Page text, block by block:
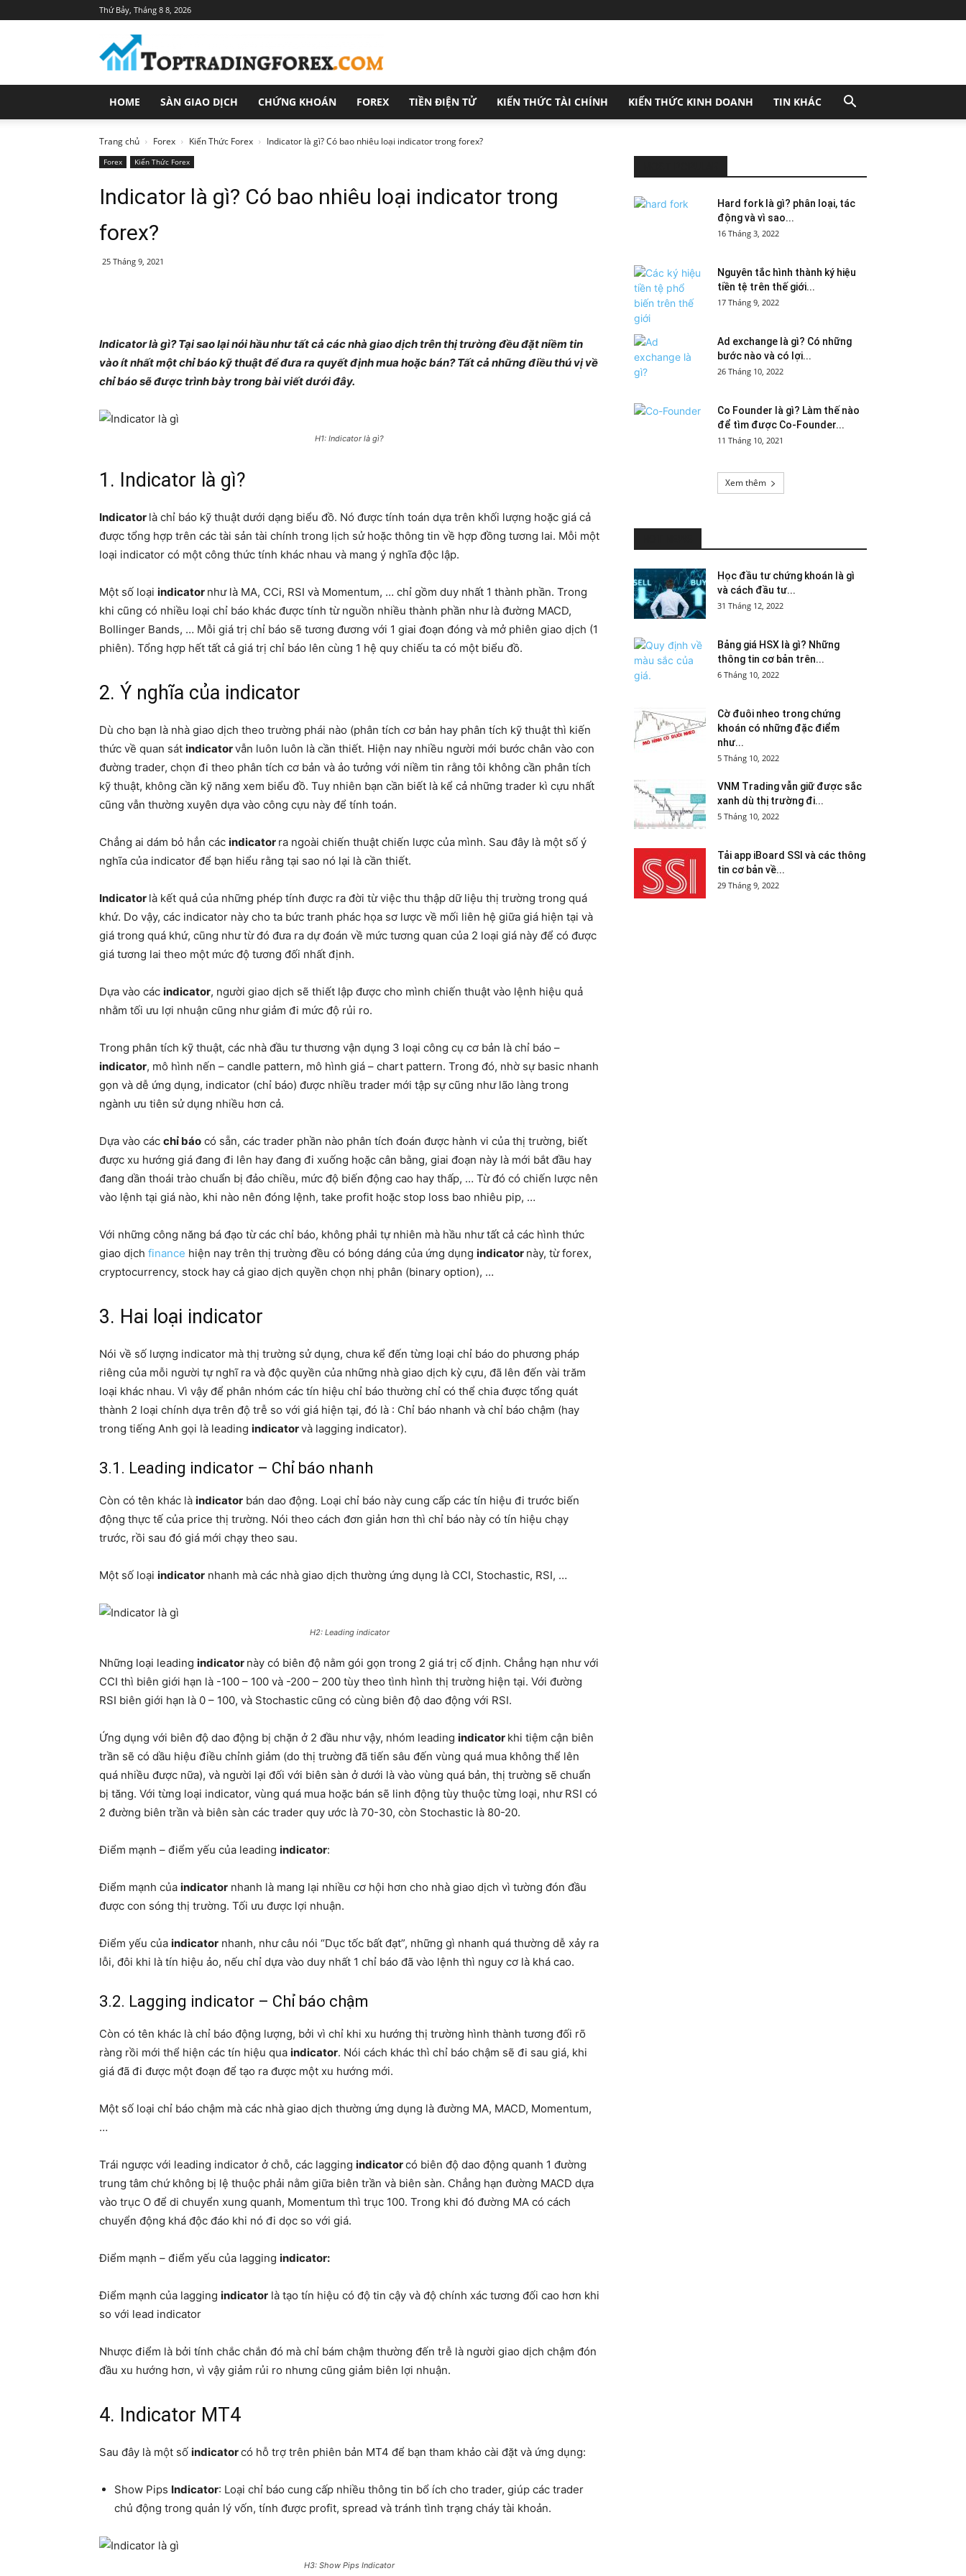
Thứ Bảy, Tháng 8 8, 2026
Trang
Tin
Tức
Đầu
Tư
Chính
HOME SÀN GIAO DỊCH CHỨNG KHOÁN FOREX TIỀN ĐIỆN TỬ KIẾN THỨC TÀI CHÍNH KIẾN THỨC KINH DOANH TIN KHÁC
Trang chủ Forex Kiến Thức Forex Indicator là gì? Có bao nhiêu loại indicator trong forex?
Forex Kiến Thức Forex
Indicator là gì? Có bao nhiêu loại indicator trong
forex?
25 Tháng 9, 2021
Indicator là gì? Tại sao lại nói hầu như tất cả các nhà giao dịch trên thị trường đều đặt niềm tin
vào ít nhất một chỉ báo kỹ thuật để đưa ra quyết định mua hoặc bán? Tất cả những điều thú vị về
chỉ báo sẽ được trình bày trong bài viết dưới đây.
H1: Indicator là gì?
1. Indicator là gì?
Indicator là chỉ báo kỹ thuật dưới dạng biểu đồ. Nó được tính toán dựa trên khối lượng hoặc giá cả
được tổng hợp trên các tài sản tài chính trong lịch sử hoặc thông tin về hợp đồng tương lai. Mỗi một
loại indicator có một công thức tính khác nhau và mang ý nghĩa độc lập.
Một số loại indicator như là MA, CCi, RSI và Momentum, … chỉ gồm duy nhất 1 thành phần. Trong
khi cũng có nhiều loại chỉ báo khác được tính từ nguồn nhiều thành phần như là đường MACD,
Bollinger Bands, … Mỗi giá trị chỉ báo sẽ tương đương với 1 giai đoạn đóng và mở phiên giao dịch (1
phiên). Tổng hợp hết tất cả giá trị chỉ báo lên cùng 1 hệ quy chiếu ta có một biểu đồ.
2. Ý nghĩa của indicator
Dù cho bạn là nhà giao dịch theo trường phái nào (phân tích cơ bản hay phân tích kỹ thuật thì kiến
thức về quan sát indicatorvẫn luôn luôn là cần thiết. Hiện nay nhiều người mới bước chân vào con
đường trader, chọn đi theo phân tích cơ bản và ảo tưởng với niềm tin rằng tôi không cần phân tích
kỹ thuật, không cần kỹ năng xem biểu đồ. Tuy nhiên bạn cần biết là kể cả những trader kì cựu nhất
cũng vẫn thường xuyên dựa vào công cựu này để tính toán.
Chẳng ai dám bỏ hẳn các indicator ra ngoài chiến thuật chiến lược của mình. Sau đây là một số ý
nghĩa của indicator để bạn hiểu rằng tại sao nó lại là cần thiết.
Indicator là kết quả của những phép tính được ra đời từ việc thu thập dữ liệu thị trường trong quá
khứ. Do vậy, các indicator này cho ta bức tranh phác họa sơ lược về mối liên hệ giữa giá hiện tại và
giá trong quá khứ, cũng như từ đó đưa ra dự đoán về mức tương quan của 2 loại giá này để có được
giá tương lai theo một mức độ tương đối nhất định.
Dựa vào các indicator, người giao dịch sẽ thiết lập được cho mình chiến thuật vào lệnh hiệu quả
nhằm tối ưu lợi nhuận cũng như giảm đi mức độ rủi ro.
Trong phân tích kỹ thuật, các nhà đầu tư thương vận dụng 3 loại công cụ cơ bản là chỉ báo –
indicator, mô hình nến – candle pattern, mô hình giá – chart pattern. Trong đó, nhờ sự basic nhanh
gọn và dễ ứng dụng, indicator (chỉ báo) được nhiều trader mới tập sự cũng như lão làng trong
ngành ưu tiên sử dụng nhiều hơn cả.
Dựa vào các chỉ báo có sẵn, các trader phần nào phân tích đoán được hành vi của thị trường, biết
được xu hướng giá đang đi lên hay đang đi xuống hoặc cân bằng, giai đoạn này là mới bắt đầu hay
đang dần thoái trào chuẩn bị đảo chiều, mức độ biến động cao hay thấp, … Từ đó có chiến lược nên
vào lệnh tại giá nào, khi nào nên đóng lệnh, take profit hoặc stop loss bao nhiêu pip, …
Với những công năng bá đạo từ các chỉ báo, không phải tự nhiên mà hầu như tất cả các hình thức
giao dịch finance hiện nay trên thị trường đều có bóng dáng của ứng dụng indicator này, từ forex,
cryptocurrency, stock hay cả giao dịch quyền chọn nhị phân (binary option), …
3. Hai loại indicator
Nói về số lượng indicator mà thị trường sử dụng, chưa kể đến từng loại chỉ báo do phương pháp
riêng của mỗi người tự nghĩ ra và độc quyền của những nhà giao dịch kỳ cựu, đã lên đến vài trăm
loại khác nhau. Vì vậy để phân nhóm các tín hiệu chỉ báo thường chỉ có thể chia được tổng quát
thành 2 loại chính dựa trên độ trễ so với giá hiện tại, đó là : Chỉ báo nhanh và chỉ báo chậm (hay
trong tiếng Anh gọi là leading indicatorvà lagging indicator).
3.1. Leading indicator – Chỉ báo nhanh
Còn có tên khác là indicator bán dao động. Loại chỉ báo này cung cấp các tín hiệu đi trước biến
động thực tế của price thị trường. Nói theo cách đơn giản hơn thì chỉ báo này có tín hiệu chạy
trước, rồi sau đó giá mới chạy theo sau.
Một số loại indicator nhanh mà các nhà giao dịch thường ứng dụng là CCI, Stochastic, RSI, …
H2: Leading indicator
Những loại leading indicator này có biên độ nằm gói gọn trong 2 giá trị cố định. Chẳng hạn như với
CCI thì biên giới hạn là -100 – 100 và -200 – 200 tùy theo tình hình thị trường hiện tại. Với đường
RSI biên giới hạn là 0 – 100, và Stochastic cũng có cùng biên độ dao động với RSI.
Ứng dụng với biên độ dao động bị chặn ở 2 đầu như vậy, nhóm leading indicator khi tiệm cận biên
trần sẽ có dầu hiệu điều chỉnh giảm (do thị trường đã tiến sâu đến vùng quá mua không thể lên
quá nhiều được nữa), và người lại đối với biên sàn ở dưới là vào vùng quá bản, thị trường sẽ chuẩn
bị tăng. Với từng loại indicator, vùng quá mua hoặc bán sẽ linh động tùy thuộc từng loại, như RSI có
2 đường biên trần và biên sàn các trader quy ước là 70-30, còn Stochastic là 80-20.
Điểm mạnh – điểm yếu của leading indicator:
Điểm mạnh của indicator nhanh là mang lại nhiều cơ hội hơn cho nhà giao dịch vì tường đón đầu
được con sóng thị trường. Tối ưu được lợi nhuận.
Điểm yếu của indicator nhanh, như câu nói “Dục tốc bất đạt”, những gì nhanh quá thường dễ xảy ra
lỗi, đôi khi là tín hiệu ảo, nếu chỉ dựa vào duy nhất 1 chỉ báo đã vào lệnh thì nguy cơ là khá cao.
3.2. Lagging indicator – Chỉ báo chậm
Còn có tên khác là chỉ báo động lượng, bởi vì chỉ khi xu hướng thị trường hình thành tương đối rõ
ràng rồi mới thể hiện các tín hiệu qua indicator. Nói cách khác thì chỉ báo chậm sẽ đi sau giá, khi
giá đã đi được một đoạn để tạo ra được một xu hướng mới.
Một số loại chỉ báo chậm mà các nhà giao dịch thường ứng dụng là đường MA, MACD, Momentum,
…
Trái ngược với leading indicator ở chỗ, các lagging indicatorcó biên độ dao động quanh 1 đường
trung tâm chứ không bị lệ thuộc phải nằm giữa biên trần và biên sàn. Chẳng hạn đường MACD dựa
vào trục O để di chuyển xung quanh, Momentum thì trục 100. Trong khi đó đường MA có cách
chuyển động khá độc đáo khi nó đi dọc so với giá.
Điểm mạnh – điểm yếu của lagging indicator:
Điểm mạnh của lagging indicator là tạo tín hiệu có độ tin cậy và độ chính xác tương đối cao hơn khi
so với lead indicator
Nhược điểm là bởi tính chắc chắn đó mà chỉ bám chậm thường đến trễ là người giao dịch chậm đón
đầu xu hướng hơn, vì vậy giảm rủi ro nhưng cũng giảm biên lợi nhuận.
4. Indicator MT4
Sau đây là một số indicatorcó hỗ trợ trên phiên bản MT4 để bạn tham khảo cài đặt và ứng dụng:
Show Pips Indicator: Loại chỉ báo cung cấp nhiều thông tin bổ ích cho trader, giúp các trader
chủ động trong quản lý vốn, tính được profit, spread và tránh tình trạng cháy tài khoản.
H3: Show Pips Indicator
Hard fork là gì? phân loại, tác
động và vì sao...
16 Tháng 3, 2022
Nguyên tắc hình thành ký hiệu
tiền tệ trên thế giới...
17 Tháng 9, 2022
Ad exchange là gì? Có những
bước nào và có lợi...
26 Tháng 10, 2022
Co Founder là gì? Làm thế nào
để tìm được Co-Founder...
11 Tháng 10, 2021
Xem thêm
Học đầu tư chứng khoán là gì
và cách đầu tư...
31 Tháng 12, 2022
Bảng giá HSX là gì? Những
thông tin cơ bản trên...
6 Tháng 10, 2022
Cờ đuôi nheo trong chứng
khoán có những đặc điểm
như...
5 Tháng 10, 2022
VNM Trading vẫn giữ được sắc
xanh dù thị trường đi...
5 Tháng 10, 2022
Tải app iBoard SSI và các thông
tin cơ bản về...
29 Tháng 9, 2022